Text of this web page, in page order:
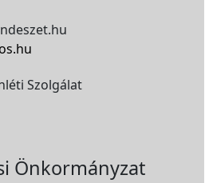
Szolgálat
Önkormányzat